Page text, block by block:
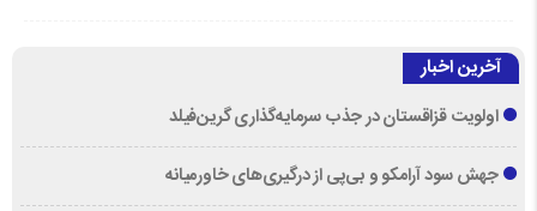
آخرین اخبار
اولویت قزاقستان در جذب سرمایه‌گذاری گرین‌فیلد
جهش سود آرامکو و بی‌پی از درگیری‌های خاورمیانه